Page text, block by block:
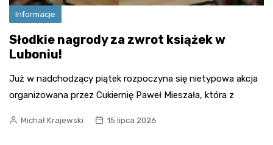
Informacje
Słodkie nagrody za zwrot książek w
Luboniu!
Już w nadchodzący piątek rozpoczyna się nietypowa akcja
organizowana przez Cukiernię Paweł Mieszała, która z
Michał Krajewski 15 lipca 2026